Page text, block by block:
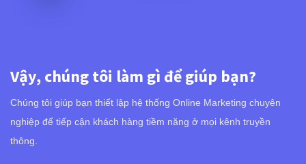
Vậy, chúng tôi làm gì để giúp bạn?
Chúng tôi giúp bạn thiết lập hệ thống Online Marketing chuyên
nghiệp để tiếp cận khách hàng tiềm năng ở mọi kênh truyền
thông.